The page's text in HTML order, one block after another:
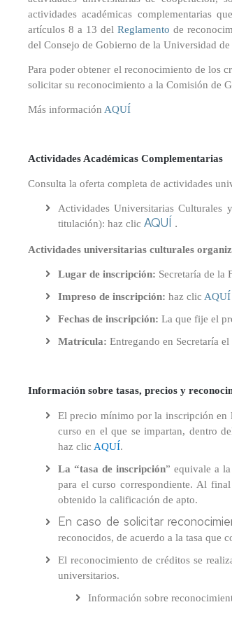
del
centro
175
Aniversario
de
representación
de
Facultad
Comisiones
Coordinadores
las
Delegación
Estudiantes
Departamentos
universitarios
Conócenos
en
Educación
Primaria
Máster
Universitario
Física
Máster
en
Estudios
sobre
Lenguaje,
la
Comunicación
y
sus
Patología
Propio:
de
Especialización
Aragonesa
Estudio
propio:
Máster
Formación
Lectura,
Profesorado
y
Tutorías
Prácticas
Escolares
Grado
Trabajo
de
Máster
Menciones
Movilidad
en
España
en
Europa
Francia
Académicas
Complementarias
de
la
de
de
actividades académicas complementarias
artículos 8 a 13 del Reglamento de
del Consejo de Gobierno de la Universidad de
Para poder obtener el reconocimiento de los
solicitar su reconocimiento a la Comisión de
Más información AQUÍ
Actividades Académicas Complementarias
Consulta la oferta completa de actividades
Actividades Universitarias Culturales
titulación): haz clic AQUÍ .
Actividades universitarias culturales
Lugar de inscripción: Secretaría de la
Impreso de inscripción: haz clic AQUÍ
Fechas de inscripción: La que fije el
Matrícula: Entregando en Secretaría
Información sobre tasas, precios y
El precio mínimo por la inscripción en
curso en el que se impartan, dentro
haz clic AQUÍ.
La “tasa de inscripción” equivale a
para el curso correspondiente. Al
obtenido la calificación de apto.
En caso de solicitar
reconocidos, de acuerdo a la tasa que
El reconocimiento de créditos se
universitarios.
Información sobre